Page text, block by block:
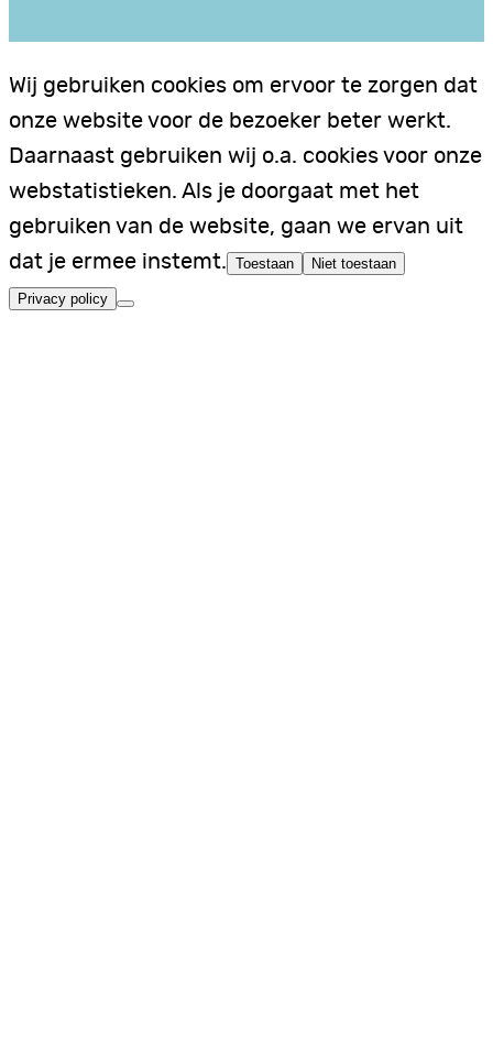
Wij gebruiken cookies om ervoor te zorgen dat
onze website voor de bezoeker beter werkt.
Daarnaast gebruiken wij o.a. cookies voor onze
webstatistieken. Als je doorgaat met het
gebruiken van de website, gaan we ervan uit
dat je ermee instemt. Toestaan Niet toestaan
Privacy policy